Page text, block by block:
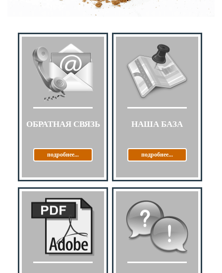
ОБРАТНАЯ СВЯЗЬ
подробнее...
НАША БАЗА
подробнее...